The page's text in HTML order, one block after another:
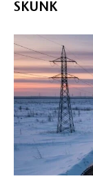
SKUNK